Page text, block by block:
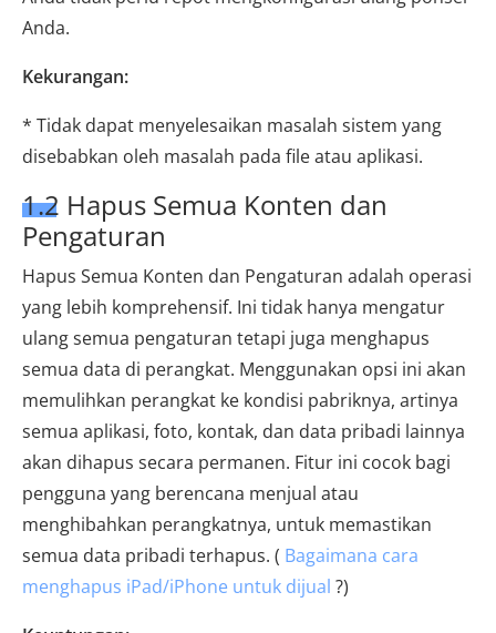
Anda.
Kekurangan:
* Tidak dapat menyelesaikan masalah sistem yang
disebabkan oleh masalah pada file atau aplikasi.
1.2 Hapus Semua Konten dan
Pengaturan
Hapus Semua Konten dan Pengaturan adalah operasi
yang lebih komprehensif. Ini tidak hanya mengatur
ulang semua pengaturan tetapi juga menghapus
semua data di perangkat. Menggunakan opsi ini akan
memulihkan perangkat ke kondisi pabriknya, artinya
semua aplikasi, foto, kontak, dan data pribadi lainnya
akan dihapus secara permanen. Fitur ini cocok bagi
pengguna yang berencana menjual atau
menghibahkan perangkatnya, untuk memastikan
semua data pribadi terhapus. ( Bagaimana cara
menghapus iPad/iPhone untuk dijual ?)